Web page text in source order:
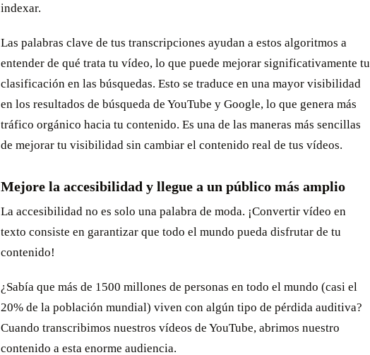
indexar.
Las palabras clave de tus transcripciones ayudan a estos algoritmos a
entender de qué trata tu vídeo, lo que puede mejorar significativamente tu
clasificación en las búsquedas. Esto se traduce en una mayor visibilidad
en los resultados de búsqueda de YouTube y Google, lo que genera más
tráfico orgánico hacia tu contenido. Es una de las maneras más sencillas
de mejorar tu visibilidad sin cambiar el contenido real de tus vídeos.
Mejore la accesibilidad y llegue a un público más amplio
La accesibilidad no es solo una palabra de moda. ¡Convertir vídeo en
texto consiste en garantizar que todo el mundo pueda disfrutar de tu
contenido!
¿Sabía que más de 1500 millones de personas en todo el mundo (casi el
20% de la población mundial) viven con algún tipo de pérdida auditiva?
Cuando transcribimos nuestros vídeos de YouTube, abrimos nuestro
contenido a esta enorme audiencia.